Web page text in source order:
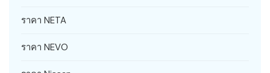
ราคา NETA
ราคา NEVO